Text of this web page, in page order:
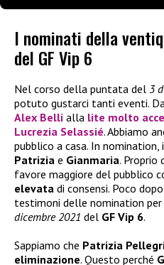
I nominati della
del GF Vip 6
Nel corso della puntata del 3
potuto gustarci tanti eventi.
Alex Belli alla lite molto
Lucrezia Selassié. Abbiamo
pubblico a casa. In nomination,
Patrizia e Gianmaria. Proprio
favore maggiore del pubblico
elevata di consensi. Poco
testimoni delle nomination
dicembre 2021 del GF Vip 6.
Sappiamo che Patrizia
eliminazione. Questo perché